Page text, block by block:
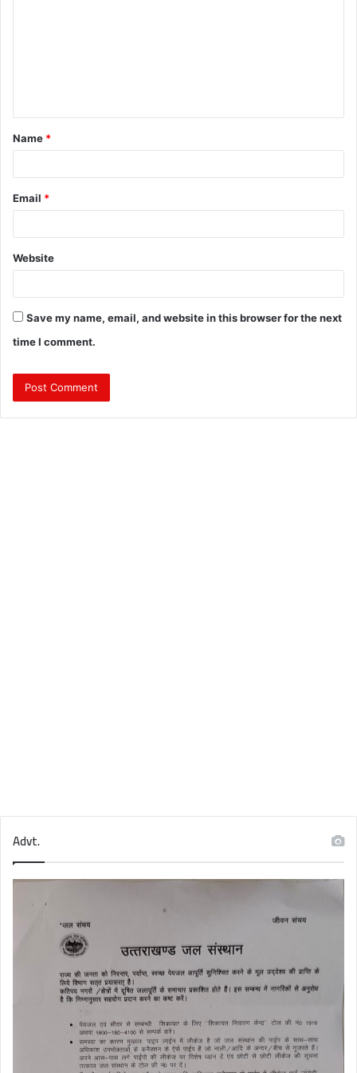
t
*
Name *
Email *
Website
Save my name, email, and website in this browser for the next
time I comment.
Advt.